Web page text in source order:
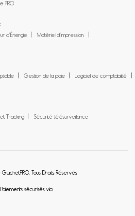
PRO
d’Énergie
Matériel d’Impression
Gestion de la paie
Logiciel de comptabilité
Tracking Sécurité télésurveillance
Tous Droits Réservés
Paiements sécurisés via